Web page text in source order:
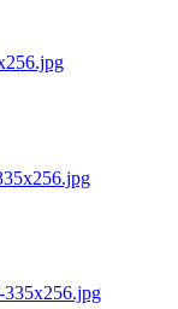
335x256.jpg